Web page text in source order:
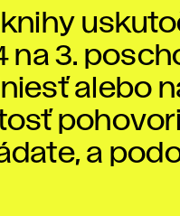
3.
alebo
a